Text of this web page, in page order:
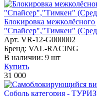
Блокировка
"Спайсер","Тимкен"
Арт. VR-12-G000002
Бренд: VAL-RACING
В наличии: 9 шт
Купить
31 000